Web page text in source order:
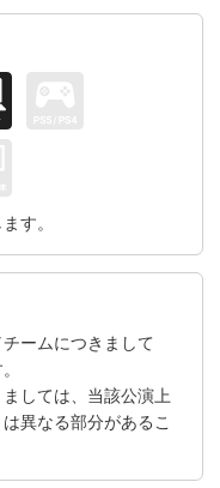
す。
ームにつきまして
しては、当該公演上
異なる部分があるこ